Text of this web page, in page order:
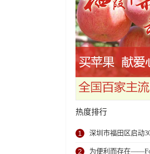
热度排行
1 深圳市福田区启动
2 为便利而存在